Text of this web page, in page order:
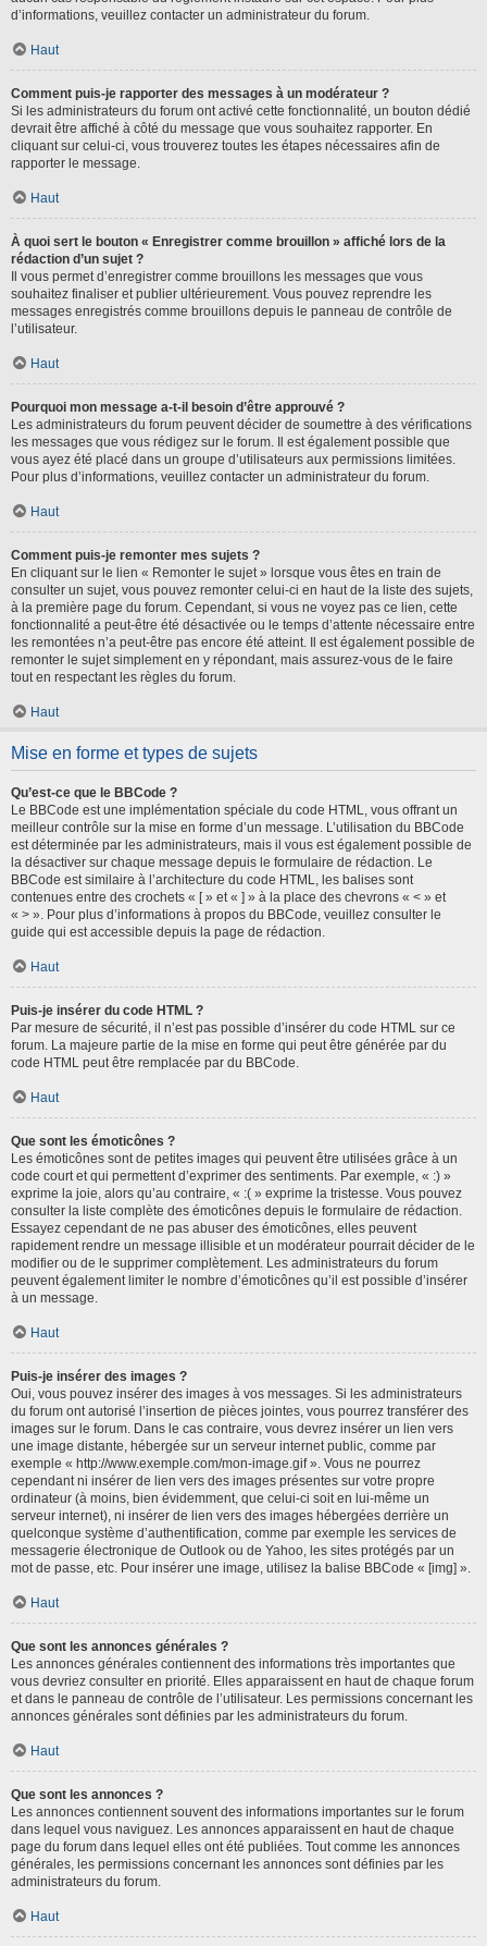
d’informations, veuillez contacter un administrateur du forum.
Haut
Comment puis-je rapporter des messages à un modérateur ?
Si les administrateurs du forum ont activé cette fonctionnalité, un bouton dédié
devrait être affiché à côté du message que vous souhaitez rapporter. En
cliquant sur celui-ci, vous trouverez toutes les étapes nécessaires afin de
rapporter le message.
Haut
À quoi sert le bouton « Enregistrer comme brouillon » affiché lors de la
rédaction d’un sujet ?
Il vous permet d’enregistrer comme brouillons les messages que vous
souhaitez finaliser et publier ultérieurement. Vous pouvez reprendre les
messages enregistrés comme brouillons depuis le panneau de contrôle de
l’utilisateur.
Haut
Pourquoi mon message a-t-il besoin d’être approuvé ?
Les administrateurs du forum peuvent décider de soumettre à des vérifications
les messages que vous rédigez sur le forum. Il est également possible que
vous ayez été placé dans un groupe d’utilisateurs aux permissions limitées.
Pour plus d’informations, veuillez contacter un administrateur du forum.
Haut
Comment puis-je remonter mes sujets ?
En cliquant sur le lien « Remonter le sujet » lorsque vous êtes en train de
consulter un sujet, vous pouvez remonter celui-ci en haut de la liste des sujets,
à la première page du forum. Cependant, si vous ne voyez pas ce lien, cette
fonctionnalité a peut-être été désactivée ou le temps d’attente nécessaire entre
les remontées n’a peut-être pas encore été atteint. Il est également possible de
remonter le sujet simplement en y répondant, mais assurez-vous de le faire
tout en respectant les règles du forum.
Haut
Mise en forme et types de sujets
Qu’est-ce que le BBCode ?
Le BBCode est une implémentation spéciale du code HTML, vous offrant un
meilleur contrôle sur la mise en forme d’un message. L’utilisation du BBCode
est déterminée par les administrateurs, mais il vous est également possible de
la désactiver sur chaque message depuis le formulaire de rédaction. Le
BBCode est similaire à l’architecture du code HTML, les balises sont
contenues entre des crochets « [ » et « ] » à la place des chevrons « < » et
« > ». Pour plus d’informations à propos du BBCode, veuillez consulter le
guide qui est accessible depuis la page de rédaction.
Haut
Puis-je insérer du code HTML ?
Par mesure de sécurité, il n’est pas possible d’insérer du code HTML sur ce
forum. La majeure partie de la mise en forme qui peut être générée par du
code HTML peut être remplacée par du BBCode.
Haut
Que sont les émoticônes ?
Les émoticônes sont de petites images qui peuvent être utilisées grâce à un
code court et qui permettent d’exprimer des sentiments. Par exemple, « :) »
exprime la joie, alors qu’au contraire, « :( » exprime la tristesse. Vous pouvez
consulter la liste complète des émoticônes depuis le formulaire de rédaction.
Essayez cependant de ne pas abuser des émoticônes, elles peuvent
rapidement rendre un message illisible et un modérateur pourrait décider de le
modifier ou de le supprimer complètement. Les administrateurs du forum
peuvent également limiter le nombre d’émoticônes qu’il est possible d’insérer
à un message.
Haut
Puis-je insérer des images ?
Oui, vous pouvez insérer des images à vos messages. Si les administrateurs
du forum ont autorisé l’insertion de pièces jointes, vous pourrez transférer des
images sur le forum. Dans le cas contraire, vous devrez insérer un lien vers
une image distante, hébergée sur un serveur internet public, comme par
exemple « http://www.exemple.com/mon-image.gif ». Vous ne pourrez
cependant ni insérer de lien vers des images présentes sur votre propre
ordinateur (à moins, bien évidemment, que celui-ci soit en lui-même un
serveur internet), ni insérer de lien vers des images hébergées derrière un
quelconque système d’authentification, comme par exemple les services de
messagerie électronique de Outlook ou de Yahoo, les sites protégés par un
mot de passe, etc. Pour insérer une image, utilisez la balise BBCode « [img] ».
Haut
Que sont les annonces générales ?
Les annonces générales contiennent des informations très importantes que
vous devriez consulter en priorité. Elles apparaissent en haut de chaque forum
et dans le panneau de contrôle de l’utilisateur. Les permissions concernant les
annonces générales sont définies par les administrateurs du forum.
Haut
Que sont les annonces ?
Les annonces contiennent souvent des informations importantes sur le forum
dans lequel vous naviguez. Les annonces apparaissent en haut de chaque
page du forum dans lequel elles ont été publiées. Tout comme les annonces
générales, les permissions concernant les annonces sont définies par les
administrateurs du forum.
Haut